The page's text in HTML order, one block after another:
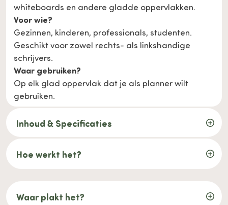
whiteboards en andere gladde oppervlakken.
Voor wie?
Gezinnen, kinderen, professionals, studenten.
Geschikt voor zowel rechts- als linkshandige
schrijvers.
Waar gebruiken?
Op elk glad oppervlak dat je als planner wilt
gebruiken.
Inhoud & Specificaties
Hoe werkt het?
Waar plakt het?